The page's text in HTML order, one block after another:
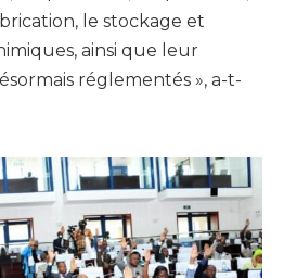
le stockage et
ainsi que leur
réglementés », a-t-